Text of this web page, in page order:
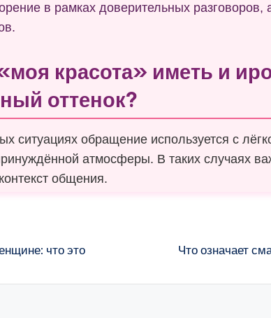
в рамках доверительных разговоров,
красота» иметь и
оттенок?
ситуациях обращение используется с
атмосферы. В таких случаях
общения.
что это
Что означает